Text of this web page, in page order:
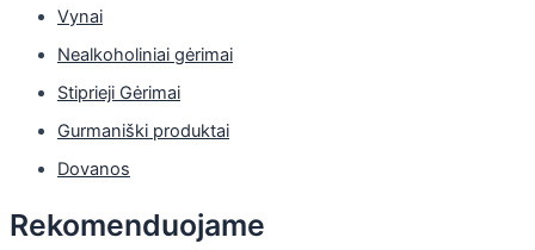
Vynai
Nealkoholiniai gėrimai
Stiprieji Gėrimai
Gurmaniški produktai
Dovanos
Rekomenduojame